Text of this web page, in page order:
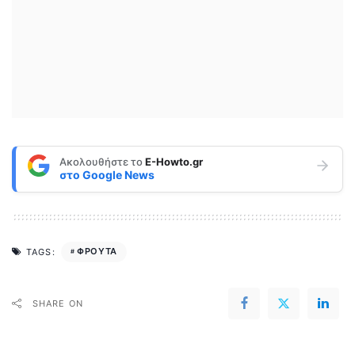
Ακολουθήστε τοE-Howto.gr
στο Google News
TAGS: ΦΡΟΥΤΑ
SHARE ON